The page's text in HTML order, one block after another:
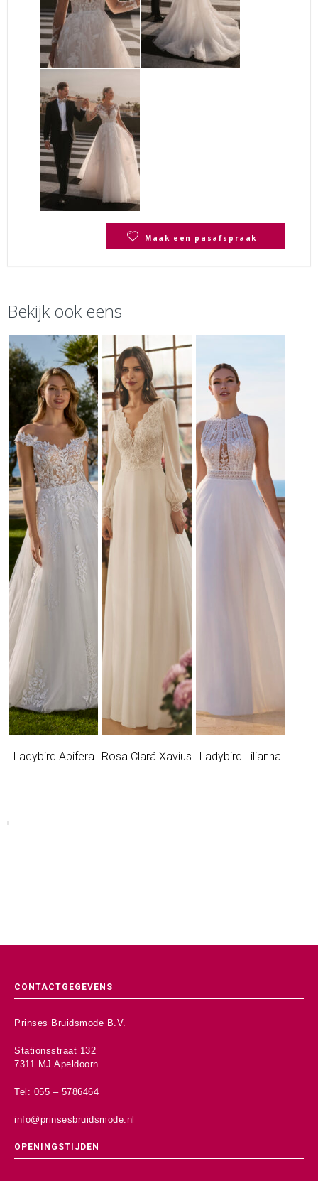
Maak een pasafspraak
Bekijk ook eens
Ladybird Apifera Rosa Clará Xavius Ladybird Lilianna
CONTACTGEGEVENS
Prinses Bruidsmode B.V.
Stationsstraat 132
7311 MJ Apeldoorn
Tel: 055 – 5786464
info@prinsesbruidsmode.nl
OPENINGSTIJDEN